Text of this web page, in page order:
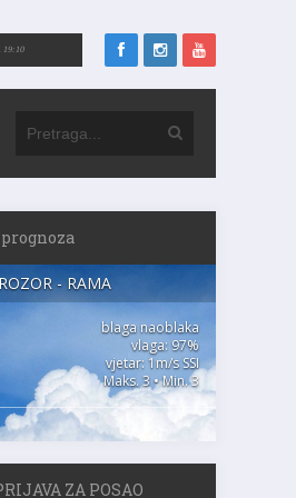
31.07.2026. 19:10
- RAMA
blaga naoblaka
vlaga: 97%
vjetar: 1m/s SSI
Maks. 3 • Min. 3
ZA POSAO